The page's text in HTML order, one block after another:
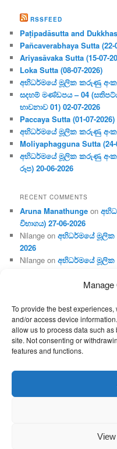
To provide the best
and/or access device
allow us to process data such
site. Not consenting or
features and functions.
RSSFEED
Paṭipadāsutta and
Pañcaverabhaya Sutta (22-
Ariyasāvaka Sutta (15-07-
Loka Sutta (08-07-2026)
අභිධර්මයේ මූලික කරුණු අංක:
සදහම් මණ්ඩපය – 04
භාවනාව 01) 02-07-2026
Paccaya Sutta (01-07-2026)
අභිධර්මයේ මූලික කරුණු අංක:
Moliyaphagguna Sutta (24-
අභිධර්මයේ මූලික කරුණු අංක:
රූප) 20-06-2026
RECENT COMMENTS
Aruna Manathunge on
විභාගය) 27-06-2026
Nilange onඅභිධර්මයේ මූලික
2026
Nilange onඅභිධර්මයේ මූලික
Aruna Manathungeon
Gunaratneonඅභිධර්මයේ
ආහාර රූප) 02-05-2026
Proudly